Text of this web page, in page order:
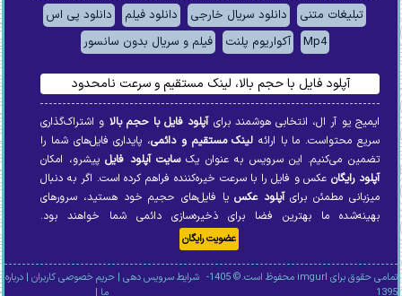
تبلیغات متنی دانلود سریال خارجی دانلود فیلم
دانلود پی اس
Mp4
آکواریوم پلنت فیلم و سریال بدون سانسور
آپلود فایل با حجم بالا، لینک مستقیم و سرعت نامحدود
ایمیج یو آر ال، انتخابی هوشمند برایآپلود فایل با حجم بالا و اشتراک‌گذاری
سریع محتواست. ما با ارائه لینک مستقیم و دائمی، پایداری فایل‌های شما را
تضمین می‌کنیم. این سرویس به عنوان یکسایت آپلود فایلپیشرو، امکان
آپلود رایگانعکس و فایل را با سرعت خیره‌کننده فراهم کرده است. اگر به دنبال
میزبانی مطمئن برایآپلود عکسیا فایل‌های حجیم خود هستید، سرورهای
بهینه‌شده ما بهترین فضا برای ذخیره‌سازی دائمی شما خواهند بود.
عضویت رایگان
تمامی حقوق برای imgurl محفوظ است.© 1405- شرایط سرویس دهی |حریم خصوصی کاربران |درباره